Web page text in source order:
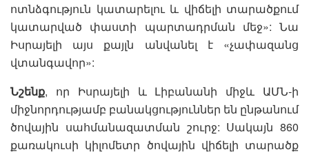
ոտնձգություն կատարելու և վիճելի տարածքում
կատարված փաստի պարտադրման մեջ»: Նա
Իսրայելի այս քայլն անվանել է «չափազանց
վտանգավոր»:
Նշենք, որ Իսրայելի և Լիբանանի միջև ԱՄՆ-ի
միջնորդությամբ բանակցություններ են ընթանում
ծովային սահմանազատման շուրջ: Սակայն 860
քառակուսի կիլոմետր ծովային վիճելի տարածք